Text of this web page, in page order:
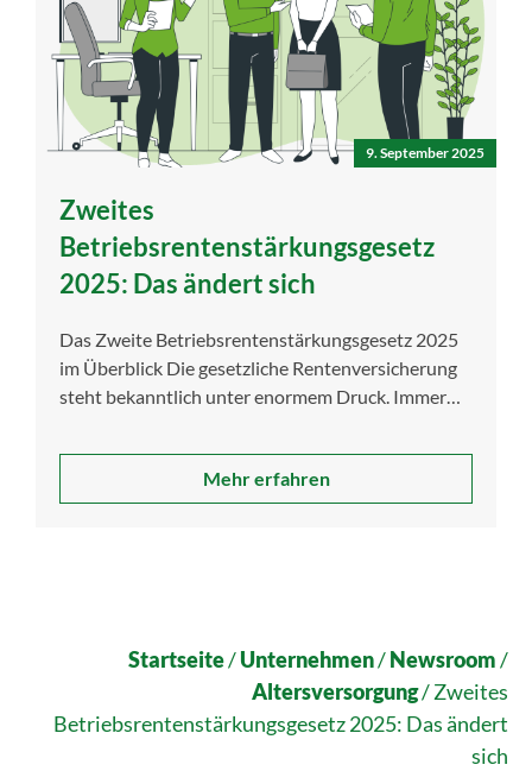
9. September 2025
Zweites
Betriebsrentenstärkungsgesetz
2025: Das ändert sich
Das Zweite Betriebsrentenstärkungsgesetz 2025
im Überblick Die gesetzliche Rentenversicherung
steht bekanntlich unter enormem Druck. Immer
Mehr erfahren
Startseite/Unternehmen/Newsroom/
Altersversorgung/Zweites
Betriebsrentenstärkungsgesetz 2025: Das ändert
sich